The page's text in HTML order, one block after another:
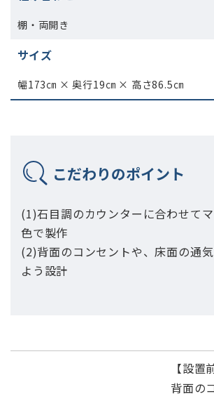
棚・両開き
サイズ
幅173㎝ × 奥行19㎝ × 高さ86.5㎝
こだわりのポイント
(1)石目調のカウンターに合わせて
色で製作
(2)背面のコンセントや、床面の通
よう設計
【設置
背面の